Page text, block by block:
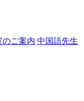
のご案内 中国語先生